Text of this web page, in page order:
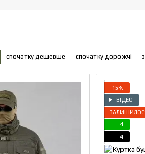
спочатку дешевше спочатку дорожчі
−15%
ВІДЕО
4
4